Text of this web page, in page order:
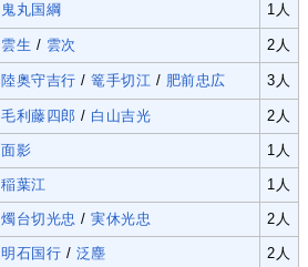
鬼丸国綱 1人
雲生 / 雲次 2人
陸奥守吉行 /篭手切江 / 肥前忠広 3人
毛利藤四郎 / 白山吉光 2人
面影 1人
稲葉江 1人
燭台切光忠 /実休光忠 2人
明石国行 / 泛塵 2人